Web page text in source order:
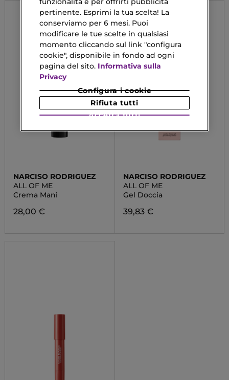
NARCISO RODRIGUEZ
ALL OF ME
Crema Mani
28,00 €
NARCISO RODRIGUEZ
ALL OF ME
Gel Doccia
39,83 €
pertinente. Esprimi la tua scelta! La
conserviamo per 6 mesi. Puoi
modificare le tue scelte in qualsiasi
momento cliccando sul link "configura
cookie", disponibile in fondo ad ogni
pagina del sito. Informativa sulla
Privacy
Configura i cookie
Rifiuta tutti
Accetta tutti